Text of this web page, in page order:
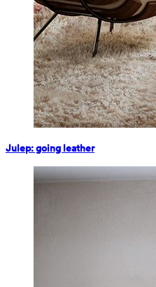
Julep: going leather